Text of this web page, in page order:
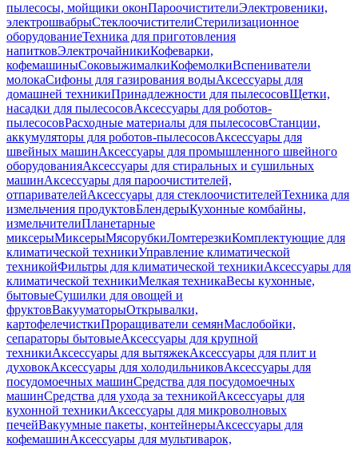
пылесосы, мойщики оконПароочистителиЭлектровеники,
электрошвабрыСтеклоочистителиСтерилизационное
оборудованиеТехника для приготовления
напитковЭлектрочайникиКофеварки,
кофемашиныСоковыжималкиКофемолкиВспениватели
молокаСифоны для газирования водыАксессуары для
домашней техникиПринадлежности для пылесосовЩетки,
насадки для пылесосовАксессуары для роботов-
пылесосовРасходные материалы для пылесосовСтанции,
аккумуляторы для роботов-пылесосовАксессуары для
швейных машинАксессуары для промышленного швейного
оборудованияАксессуары для стиральных и сушильных
машинАксессуары для пароочистителей,
отпаривателейАксессуары для стеклоочистителейТехника для
измельчения продуктовБлендерыКухонные комбайны,
измельчителиПланетарные
миксерыМиксерыМясорубкиЛомтерезкиКомплектующие для
климатической техникиУправление климатической
техникойФильтры для климатической техникиАксессуары для
климатической техникиМелкая техникаВесы кухонные,
бытовыеСушилки для овощей и
фруктовВакууматорыОткрывалки,
картофелечисткиПроращиватели семянМаслобойки,
сепараторы бытовыеАксессуары для крупной
техникиАксессуары для вытяжекАксессуары для плит и
духовокАксессуары для холодильниковАксессуары для
посудомоечных машинСредства для посудомоечных
машинСредства для ухода за техникойАксессуары для
кухонной техникиАксессуары для микроволновых
печейВакуумные пакеты, контейнерыАксессуары для
кофемашинАксессуары для мультиварок,